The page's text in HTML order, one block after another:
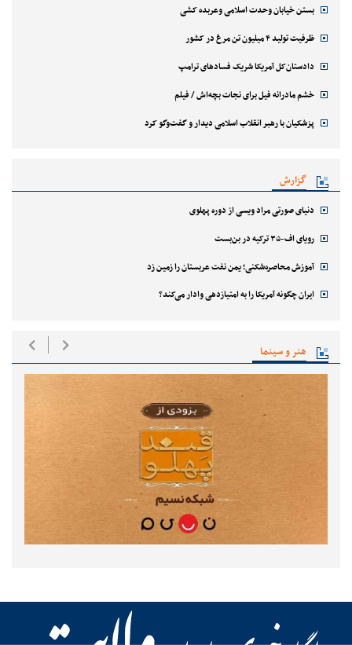
بستن خیابان وحدت اسلامی وعربده کشی
ظرفیت تولید ۴ میلیون تن مرغ در کشور
دادستان‌کل آمریکا شریک فسادهای ترامپ
خشم مادرانه فیل برای نجات بچه‌اش / فیلم
پزشکیان با رهبر انقلاب اسلامی دیدار و گفت‌وگو کرد
گزارش
دنیای صورتی مراد ویسی از دوره پهلوی
رویای اف-۳۵ ترکیه در بن‌بست
آموزش محاصره‌شکنی؛ یمن نفت عربستان را زمین زد
ایران چگونه آمریکا را به امتیازدهی وادار می‌کند؟
هنر و سینما